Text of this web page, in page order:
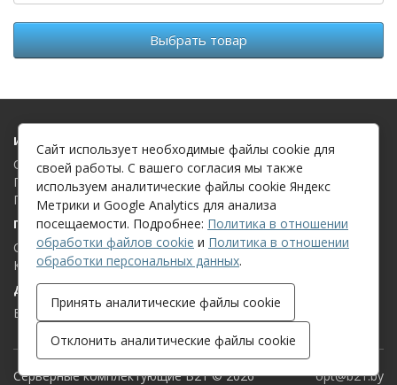
Выбрать товар
Информация
О компании
Политика в отношении обработки файлов cookie
Политика в отношении обработки персональных данных
Поддержка клиентов
Связаться с нами
Карта сайта
Дополнительно
Бренды
Серверные комплектующие B21 © 2026 opt@b21.by
Сайт использует необходимые файлы cookie для
своей работы. С вашего согласия мы также
используем аналитические файлы cookie Яндекс
Метрики и Google Analytics для анализа
посещаемости. Подробнее: Политика в отношении
обработки файлов cookie и Политика в отношении
обработки персональных данных.
Принять аналитические файлы cookie
Отклонить аналитические файлы cookie